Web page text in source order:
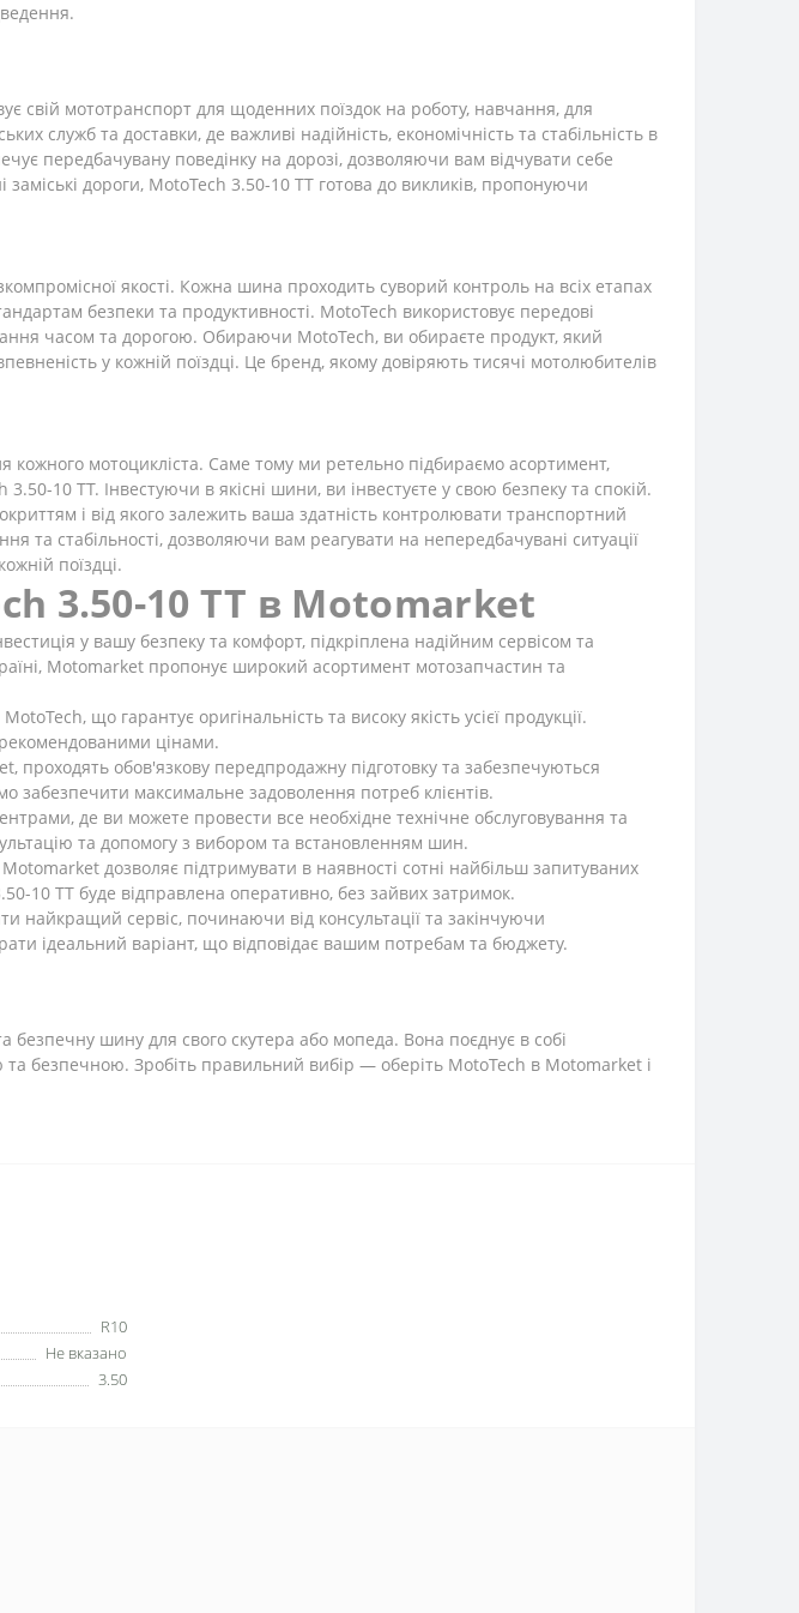
свій мототранспорт для щоденних поїздок на роботу, навчання, для
служб та доставки, де важливі надійність, економічність та стабільність в
передбачувану поведінку на дорозі, дозволяючи вам відчувати себе
заміські дороги, MotoTech 3.50-10 TT готова до викликів, пропонуючи
якості. Кожна шина проходить суворий контроль на всіх етапах
безпеки та продуктивності. MotoTech використовує передові
часом та дорогою. Обираючи MotoTech, ви обираєте продукт, який
у кожній поїздці. Це бренд, якому довіряють тисячі мотолюбителів
мотоцикліста. Саме тому ми ретельно підбираємо асортимент,
10 TT. Інвестуючи в якісні шини, ви інвестуєте у свою безпеку та спокій.
і від якого залежить ваша здатність контролювати транспортний
та стабільності, дозволяючи вам реагувати на непередбачувані ситуації
поїздці.
3.50-10 TT в Motomarket
у вашу безпеку та комфорт, підкріплена надійним сервісом та
Motomarket пропонує широкий асортимент мотозапчастин та
що гарантує оригінальність та високу якість усієї продукції.
цінами.
проходять обов'язкову передпродажну підготовку та забезпечуються
забезпечити максимальне задоволення потреб клієнтів.
де ви можете провести все необхідне технічне обслуговування та
та допомогу з вибором та встановленням шин.
дозволяє підтримувати в наявності сотні найбільш запитуваних
10 TT буде відправлена оперативно, без зайвих затримок.
найкращий сервіс, починаючи від консультації та закінчуючи
ідеальний варіант, що відповідає вашим потребам та бюджету.
шину для свого скутера або мопеда. Вона поєднує в собі
безпечною. Зробіть правильний вибір — оберіть MotoTech в Motomarket і
R10
Не вказано
3.50